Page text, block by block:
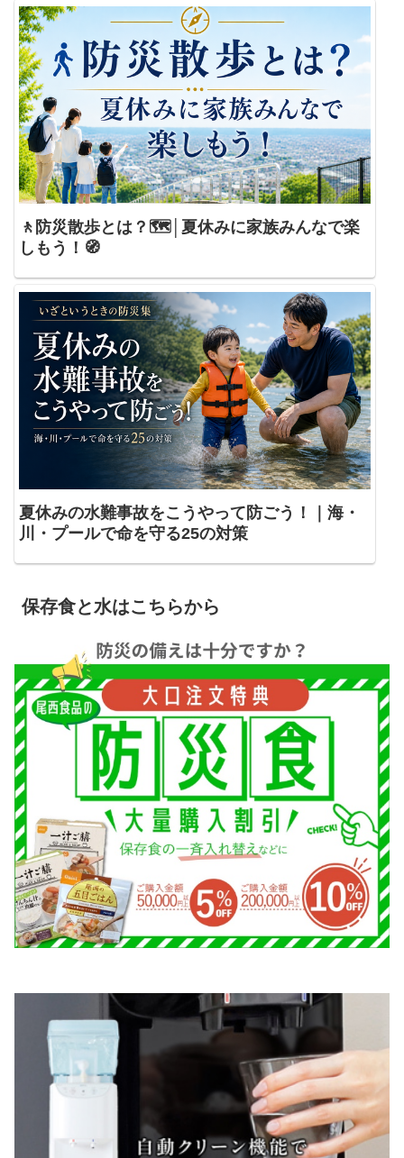
🚶防災散歩とは？🗺️│夏休みに家族みんなで楽
しもう！🧭
夏休みの水難事故をこうやって防ごう！｜海・
川・プールで命を守る25の対策
保存食と水はこちらから